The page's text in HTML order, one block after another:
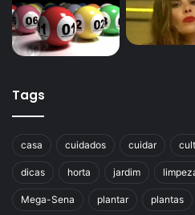
Tags
casa cuidados cuidar
dicas horta jardim
Mega-Sena plantar plantas